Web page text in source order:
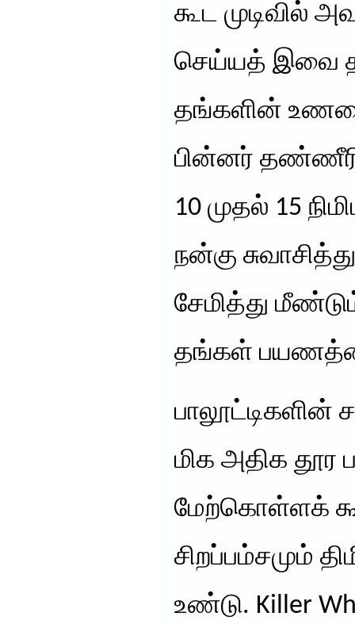
கூட முடிவில்
செய்யத் இவை
தங்களின்
பின்னர்
10 முதல் 15
நன்கு
சேமித்து
தங்கள்
பாலூட்டிகளின்
மிக அதிக
மேற்கொள்ளக்
சிறப்பம்சமும்
உண்டு. Killer